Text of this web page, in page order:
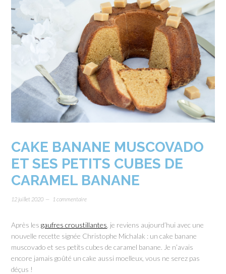
CAKE BANANE MUSCOVADO
ET SES PETITS CUBES DE
CARAMEL BANANE
12 juillet 2020 1 commentaire
Après lesgaufres croustillantes , je reviens aujourd’hui avec une
nouvelle recette signée Christophe Michalak : un cake banane
muscovado et ses petits cubes de caramel banane. Je n’avais
encore jamais goûté un cake aussi moelleux, vous ne serez pas
déçus !